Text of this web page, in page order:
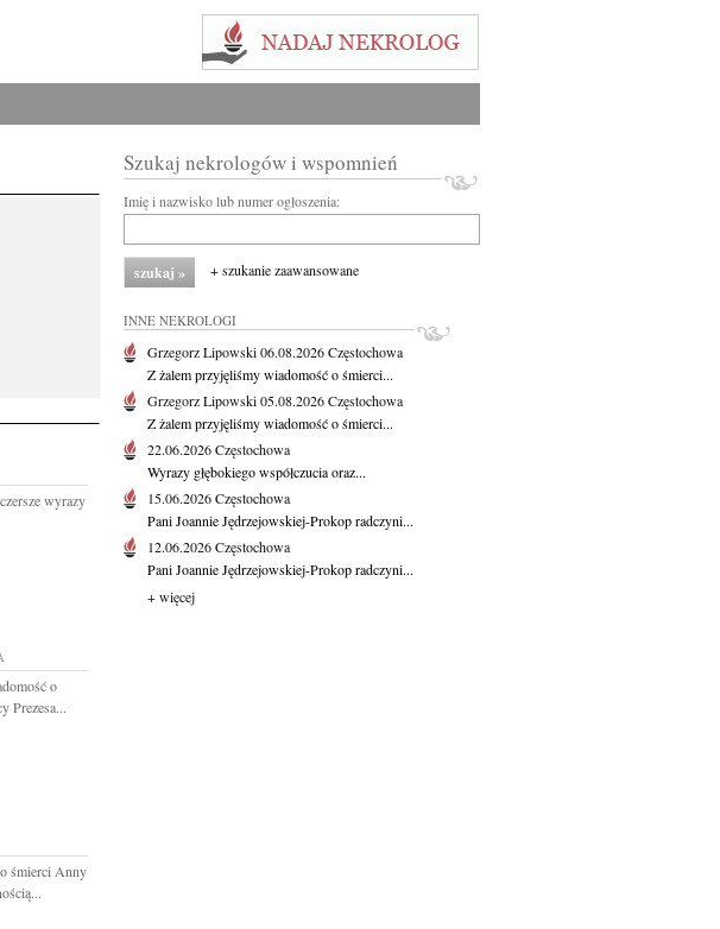
wyrazy
o
Prezesa...
śmierci Anny
Szukaj nekrologów i wspomnień
Imię i nazwisko lub numer ogłoszenia:
+ szukanie zaawansowane
INNE NEKROLOGI
Grzegorz Lipowski06.08.2026Częstochowa
Z żalem przyjęliśmy wiadomość o śmierci...
Grzegorz Lipowski05.08.2026Częstochowa
Z żalem przyjęliśmy wiadomość o śmierci...
22.06.2026Częstochowa
Wyrazy głębokiego współczucia oraz...
15.06.2026Częstochowa
Pani Joannie Jędrzejowskiej-Prokop radczyni...
12.06.2026Częstochowa
Pani Joannie Jędrzejowskiej-Prokop radczyni...
+ więcej